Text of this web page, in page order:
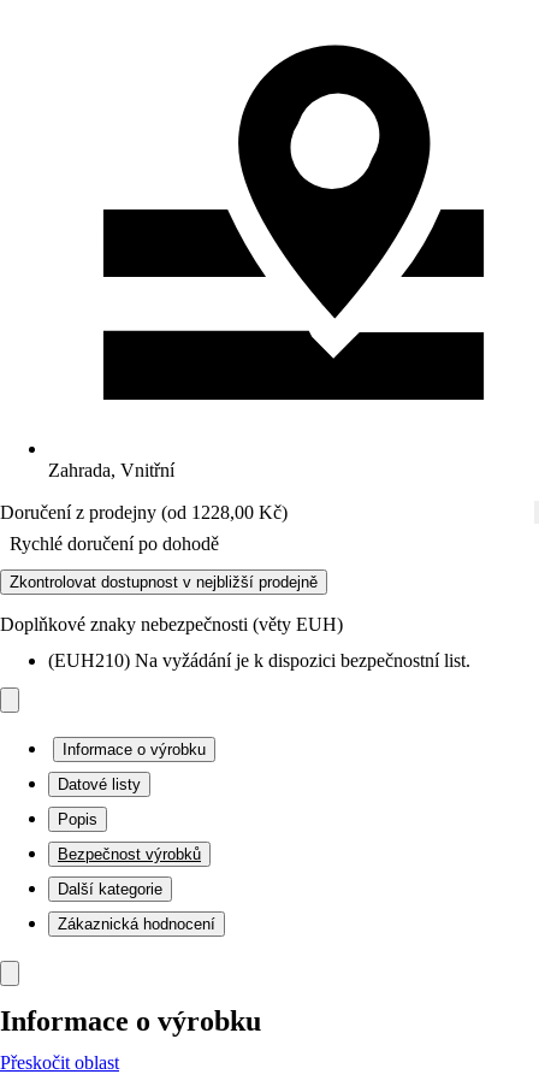
Zahrada, Vnitřní
Doručení z prodejny (od 1228,00 Kč)
Rychlé doručení po dohodě
Zkontrolovat dostupnost v nejbližší prodejně
Doplňkové znaky nebezpečnosti (věty EUH)
(EUH210) Na vyžádání je k dispozici bezpečnostní list.
Informace o výrobku
Datové listy
Popis
Bezpečnost výrobků
Další kategorie
Zákaznická hodnocení
Informace o výrobku
Přeskočit oblast